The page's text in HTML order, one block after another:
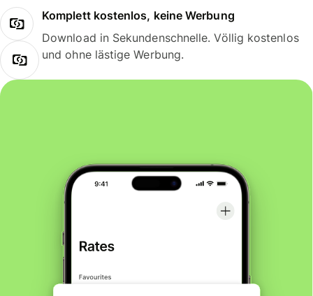
Komplett kostenlos, keine Werbung
Download in Sekundenschnelle. Völlig kostenlos
und ohne lästige Werbung.